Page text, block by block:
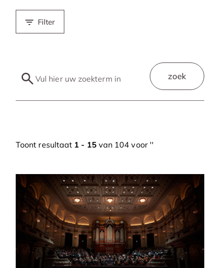
Filter
zoek
Toont resultaat 1 - 15 van 104 voor ''